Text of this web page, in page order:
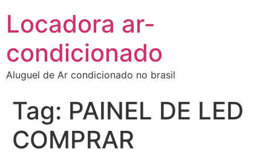
Locadora ar-
condicionado
Aluguel de Ar condicionado no brasil
Tag: PAINEL DE LED
COMPRAR